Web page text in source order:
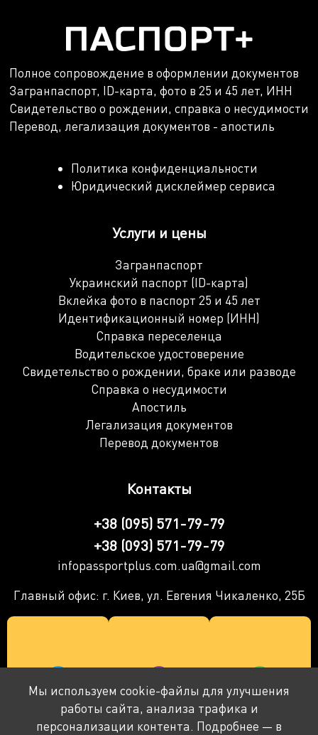
Мы используем cookie-файлы для улучшения
работы сайта, анализа трафика и
персонализации контента. Подробнее — в
Полное сопровождение в оформлении документов
Загранпаспорт, ID-карта, фото в 25 и 45 лет, ИНН
Свидетельство о рождении, справка о несудимости
Перевод, легализация документов - апостиль
Политика конфиденциальности
Юридический дисклеймер сервиса
Услуги и цены
Загранпаспорт
Украинский паспорт (ID-карта)
Вклейка фото в паспорт 25 и 45 лет
Идентификационный номер (ИНН)
Справка переселенца
Водительское удостоверение
Свидетельство о рождении, браке или разводе
Справка о несудимости
Апостиль
Легализация документов
Перевод документов
Контакты
+38 (095) 571-79-79
+38 (093) 571-79-79
infopassportplus.com.ua@gmail.com
Главный офис: г. Киев, ул. Евгения Чикаленко, 25Б